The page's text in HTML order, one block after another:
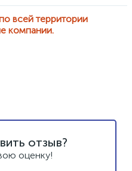
всей территории
компании.
отзыв?
оценку!